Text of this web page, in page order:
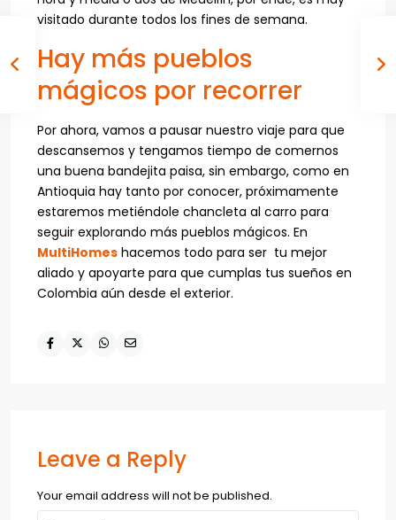
visitado durante todos los fines de semana.
Hay más pueblos
mágicos por recorrer
Por ahora, vamos a pausar nuestro viaje para que
descansemos y tengamos tiempo de comernos
una buena bandejita paisa, sin embargo, como en
Antioquia hay tanto por conocer, próximamente
estaremos metiéndole chancleta al carro para
seguir explorando más pueblos mágicos. En
MultiHomes hacemos todo para ser tu mejor
aliado y apoyarte para que cumplas tus sueños en
Colombia aún desde el exterior.
Leave a Reply
Your email address will not be published.